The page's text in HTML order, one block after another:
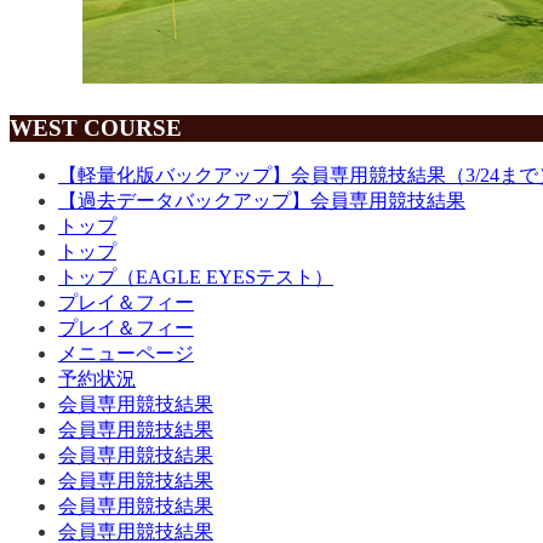
WEST COURSE
【軽量化版バックアップ】会員専用競技結果（3/24まで
【過去データバックアップ】会員専用競技結果
トップ
トップ
トップ（EAGLE EYESテスト）
プレイ＆フィー
プレイ＆フィー
メニューページ
予約状況
会員専用競技結果
会員専用競技結果
会員専用競技結果
会員専用競技結果
会員専用競技結果
会員専用競技結果